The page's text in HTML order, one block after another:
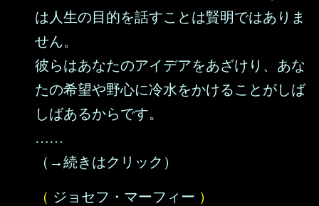
は人生の目的を話すことは賢明ではありま
せん。
彼らはあなたのアイデアをあざけり、あな
たの希望や野心に冷水をかけることがしば
しばあるからです。
……
（→続きはクリック）
（ ジョセフ・マーフィー ）